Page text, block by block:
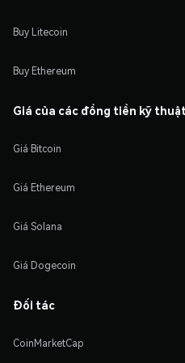
Buy Litecoin
Buy Ethereum
Giá của các đồng tiền kỹ
Giá Bitcoin
Giá Ethereum
Giá Solana
Giá Dogecoin
Đối tác
CoinMarketCap